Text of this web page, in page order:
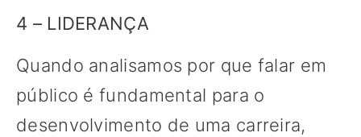
4 – LIDERANÇA
Quando analisamos por que falar em
público é fundamental para o
desenvolvimento de uma carreira,